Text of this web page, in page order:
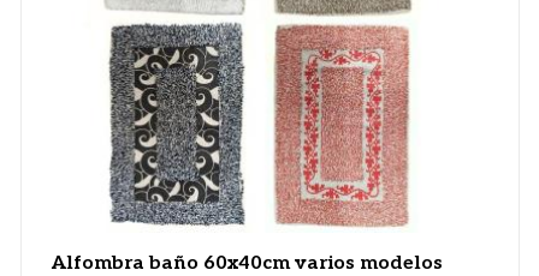
Alfombra baño 60x40cm varios modelos